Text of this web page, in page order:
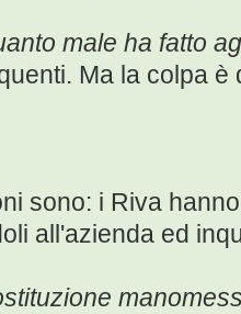
male ha fatto
Ma la colpa è
sono: i Riva
all'azienda ed